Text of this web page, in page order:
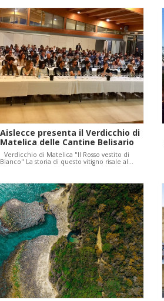
presenta il Verdicchio di
Matelica delle Cantine Belisario
Verdicchio di Matelica "Il Rosso vestito di
Bianco" La storia di questo vitigno risale al…